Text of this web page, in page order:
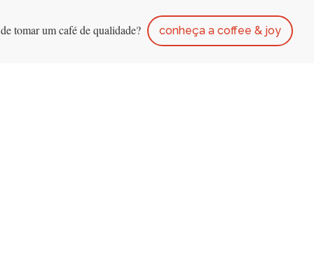
tomar um café de qualidade? conheça a coffee & joy